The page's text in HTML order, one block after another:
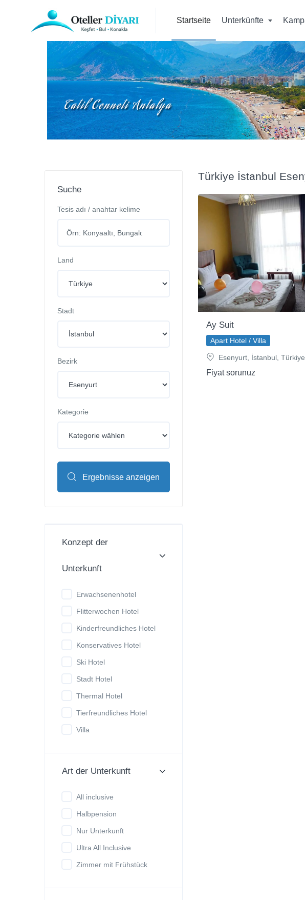
Startseite Unterkünfte
Suche
Tesis adı / anahtar kelime
Land
Stadt
Bezirk
Kategorie
Ergebnisse anzeigen
Konzept der
Unterkunft
Erwachsenenhotel
Flitterwochen Hotel
Kinderfreundliches Hotel
Konservatives Hotel
Ski Hotel
Stadt Hotel
Thermal Hotel
Tierfreundliches Hotel
Villa
Art der Unterkunft
All inclusive
Halbpension
Nur Unterkunft
Ultra All Inclusive
Zimmer mit Frühstück
Türkiye İstanbul
Ay Suit
Apart Hotel / Villa
Esenyurt, İstanbul, Türkiye
Fiyat sorunuz